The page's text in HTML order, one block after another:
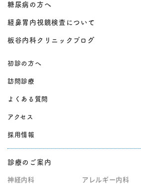
糖尿病の方へ
経鼻胃内視鏡検査について
板谷内科クリニックブログ
初診の方へ
訪問診療
よくある質問
アクセス
採用情報
診療のご案内
神経内科 アレルギー内科